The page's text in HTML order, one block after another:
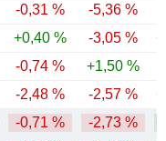
-0,31 % -5,36 %
+0,40 % -3,05 %
-0,74 % +1,50 %
-2,48 % -2,57 %
-0,71 % -2,73 %